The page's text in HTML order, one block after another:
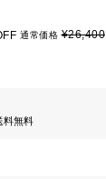
通常価格¥26,400
料無料